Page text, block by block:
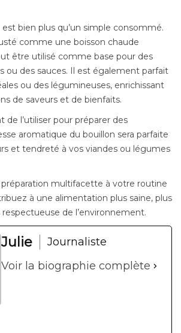
bien plus qu’un simple consommé.
comme une boisson chaude
être utilisé comme base pour des
ou des sauces. Il est également parfait
ou des légumineuses, enrichissant
de saveurs et de bienfaits.
de l’utiliser pour préparer des
aromatique du bouillon sera parfaite
et tendreté à vos viandes ou légumes
multifacette à votre routine
à une alimentation plus saine, plus
de l’environnement.
Julie
Journaliste
Voir la biographie complète